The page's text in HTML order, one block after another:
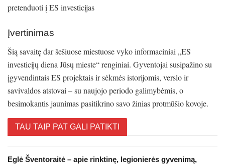
pretenduoti į ES investicijas
Įvertinimas
Šią savaitę dar šešiuose miestuose vyko informaciniai „ES
investicijų diena Jūsų mieste“ renginiai. Gyventojai susipažino su
įgyvendintais ES projektais ir sėkmės istorijomis, verslo ir
savivaldos atstovai – su naujojo periodo galimybėmis, o
besimokantis jaunimas pasitikrino savo žinias protmūšio kovoje.
TAU TAIP PAT GALI PATIKTI
Eglė Šventoraitė – apie rinktinę, legionierės gyvenimą,